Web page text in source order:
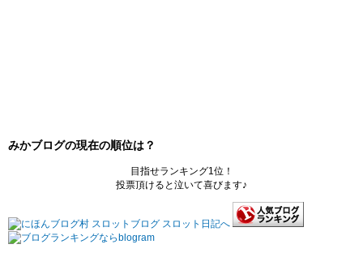
みかブログの現在の順位は？
目指せランキング1位！
投票頂けると泣いて喜びます♪